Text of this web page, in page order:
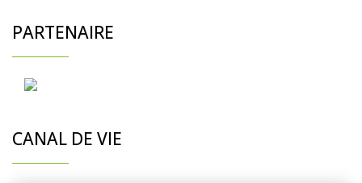
PARTENAIRE
CANAL DE VIE